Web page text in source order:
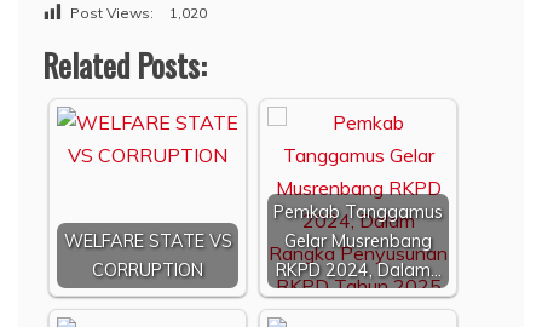
Post Views: 1,020
Related Posts:
WELFARE STATE VS
CORRUPTION
Pemkab Tanggamus
Gelar Musrenbang
RKPD 2024, Dalam…